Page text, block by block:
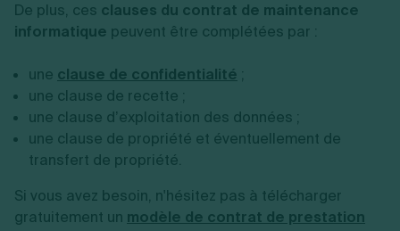
De plus, ces clauses du contrat de maintenance
informatique peuvent être complétées par :
une clause de confidentialité ;
une clause de recette ;
une clause d’exploitation des données ;
une clause de propriété et éventuellement de
transfert de propriété.
Si vous avez besoin, n'hésitez pas à télécharger
gratuitement un modèle de contrat de prestation